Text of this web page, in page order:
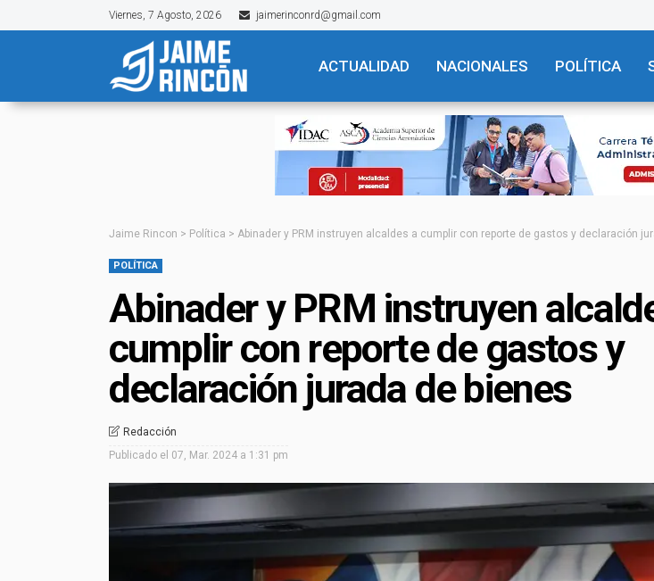
Viernes, 7 Agosto, 2026 jaimerinconrd@gmail.com
ACTUALIDAD NACIONALES POLÍTICA
Jaime Rincon > Política > Abinader y PRM instruyen alcaldes a cumplir con reporte de gastos y declaración
POLÍTICA
Abinader y PRM instruyen
cumplir con reporte de gastos y
declaración jurada de bienes
Redacción
Publicado el 07, Mar. 2024 a 1:31 pm